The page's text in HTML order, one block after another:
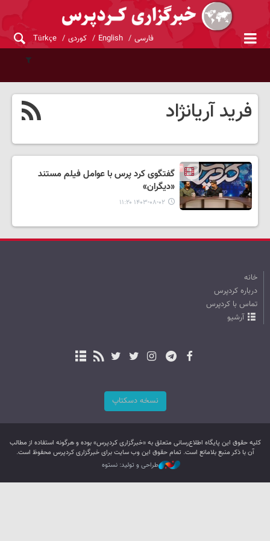
فارسی English کوردی Türkçe
فرید آریانژاد
گفتگوی کرد پرس با عوامل فیلم مستند
«دیگران»
۱۴۰۳-۰۸-۰۲ ۱۱:۲۰
خانه
درباره کردپرس
تماس با کردپرس
آرشیو
نسخه دسکتاپ
کليه حقوق اين پایگاه اطلاع‌رسانی متعلق به «خبرگزاری کردپرس» بوده و هرگونه استفاده از مطالب
آن با ذکر منبع بلامانع است. تمام حقوق این وب سایت برای خبرگزاری کردپرس محفوظ است.
طراحی و تولید: نستوه